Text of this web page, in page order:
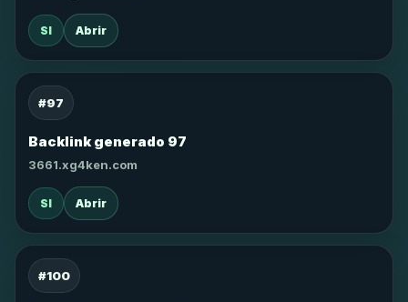
SI Abrir
#97
Backlink generado 97
3661.xg4ken.com
SI Abrir
#100